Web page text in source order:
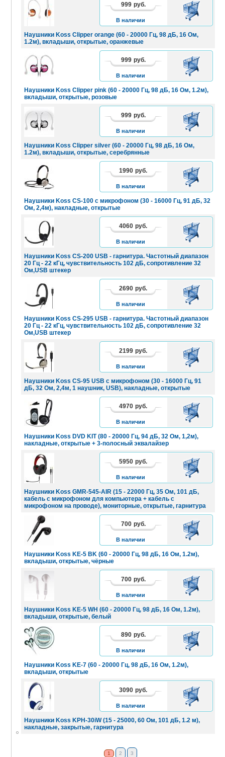
Наушники Koss Clipper orange (60 - 20000 Гц, 98 дБ, 16 Ом,
1.2м), вкладыши, открытые, оранжевые
999 руб.
В наличии
В
КОРЗИНУ
Наушники Koss Clipper pink (60 - 20000 Гц, 98 дБ, 16 Ом, 1.2м),
вкладыши, открытые, розовые
999 руб.
В наличии
В
КОРЗИНУ
Наушники Koss Clipper silver (60 - 20000 Гц, 98 дБ, 16 Ом,
1.2м), вкладыши, открытые, серебрянные
999 руб.
В наличии
В
КОРЗИНУ
Наушники Koss CS-100 с микрофоном (30 - 16000 Гц, 91 дБ, 32
Ом, 2,4м), накладные, открытые
1990 руб.
В наличии
В
КОРЗИНУ
Наушники Koss CS-200 USB - гарнитура. Частотный диапазон
20 Гц - 22 кГц, чувствительность 102 дБ, сопротивление 32
Ом,USB штекер
4060 руб.
В наличии
В
КОРЗИНУ
Наушники Koss CS-295 USB - гарнитура. Частотный диапазон
20 Гц - 22 кГц, чувствительность 102 дБ, сопротивление 32
Ом,USB штекер
2690 руб.
В наличии
В
КОРЗИНУ
Наушники Koss CS-95 USB с микрофоном (30 - 16000 Гц, 91
дБ, 32 Ом, 2,4м, 1 наушник, USB), накладные, открытые
2199 руб.
В наличии
В
КОРЗИНУ
Наушники Koss DVD KIT (80 - 20000 Гц, 94 дБ, 32 Ом, 1,2м),
накладные, открытые + 3-полосный эквалайзер
4970 руб.
В наличии
В
КОРЗИНУ
Наушники Koss GMR-545-AIR (15 - 22000 Гц, 35 Ом, 101 дБ,
кабель с микрофоном для компьютера + кабель с
микрофоном на проводе), мониторные, открытые, гарнитура
5950 руб.
В наличии
В
КОРЗИНУ
Наушники Koss KE-5 BK (60 - 20000 Гц, 98 дБ, 16 Ом, 1.2м),
вкладыши, открытые, чёрные
700 руб.
В наличии
В
КОРЗИНУ
Наушники Koss KE-5 WH (60 - 20000 Гц, 98 дБ, 16 Ом, 1.2м),
вкладыши, открытые, белый
700 руб.
В наличии
В
КОРЗИНУ
Наушники Koss KE-7 (60 - 20000 Гц, 98 дБ, 16 Ом, 1.2м),
вкладыши, открытые
890 руб.
В наличии
В
КОРЗИНУ
Наушники Koss KPH-30iW (15 - 25000, 60 Ом, 101 дБ, 1.2 м),
накладные, закрытые, гарнитура
3090 руб.
В наличии
В
КОРЗИНУ
1 2 3